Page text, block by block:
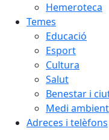
Hemeroteca
Temes
Educació
Esport
Cultura
Salut
Benestar i
Medi ambient
Adreces i telèfons